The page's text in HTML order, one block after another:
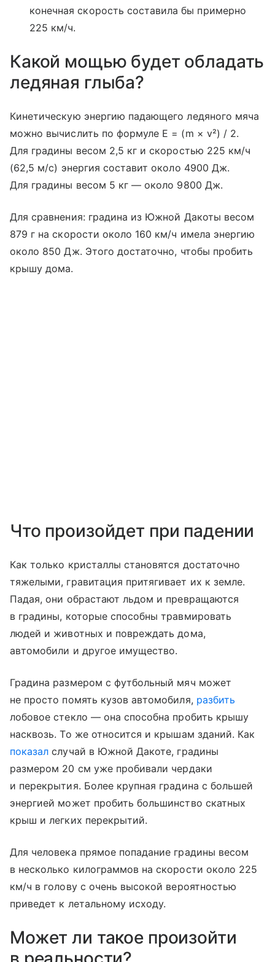
конечная скорость составила бы примерно
225 км/ч.
Какой мощью будет обладать
ледяная глыба?
Кинетическую энергию падающего ледяного мяча
можно вычислить по формуле E = (m × v²) / 2.
Для градины весом 2,5 кг и скоростью 225 км/ч
(62,5 м/с) энергия составит около 4900 Дж.
Для градины весом 5 кг — около 9800 Дж.
Для сравнения: градина из Южной Дакоты весом
879 г на скорости около 160 км/ч имела энергию
около 850 Дж. Этого достаточно, чтобы пробить
крышу дома.
Что произойдет при падении
Как только кристаллы становятся достаточно
тяжелыми, гравитация притягивает их к земле.
Падая, они обрастают льдом и превращаются
в градины, которые способны травмировать
людей и животных и повреждать дома,
автомобили и другое имущество.
Градина размером с футбольный мяч может
не просто помять кузов автомобиля, разбить
лобовое стекло — она способна пробить крышу
насквозь. То же относится и крышам зданий. Как
показалслучай в Южной Дакоте, градины
размером 20 см уже пробивали чердаки
и перекрытия. Более крупная градина с большей
энергией может пробить большинство скатных
крыш и легких перекрытий.
Для человека прямое попадание градины весом
в несколько килограммов на скорости около 225
км/ч в голову с очень высокой вероятностью
приведет к летальному исходу.
Может ли такое произойти